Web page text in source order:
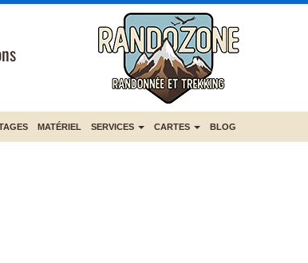
MATÉRIEL SERVICES CARTES BLOG